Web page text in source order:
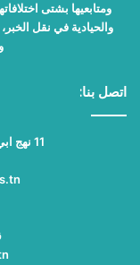
ومتابعيها بشتى
والحيادية في نقل
اتصل بنا:
11 نهج ابي الحسن الحضرمي- منوبة - تونس